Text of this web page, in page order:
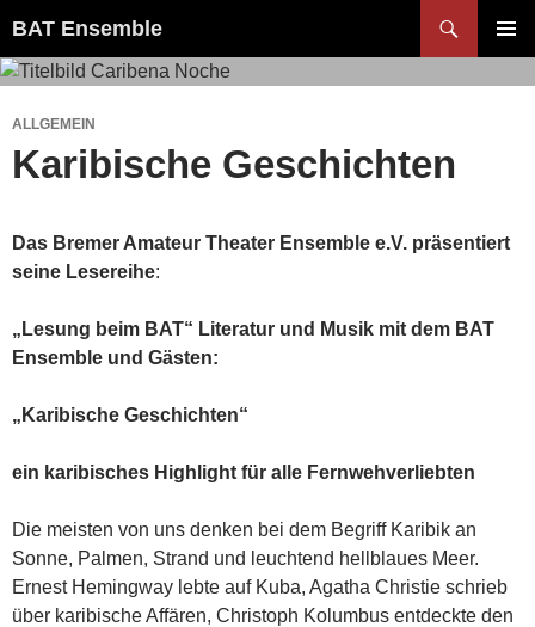
Inhalt
springen
BAT Ensemble
MENÜ
ALLGEMEIN
Karibische Geschichten
Das Bremer Amateur Theater Ensemble e.V. präsentiert
seine Lesereihe:
„Lesung beim BAT“ Literatur und Musik mit dem BAT
Ensemble und Gästen:
„Karibische Geschichten“
ein karibisches Highlight für alle Fernwehverliebten
Die meisten von uns denken bei dem Begriff Karibik an
Sonne, Palmen, Strand und leuchtend hellblaues Meer.
Ernest Hemingway lebte auf Kuba, Agatha Christie schrieb
über karibische Affären, Christoph Kolumbus entdeckte den